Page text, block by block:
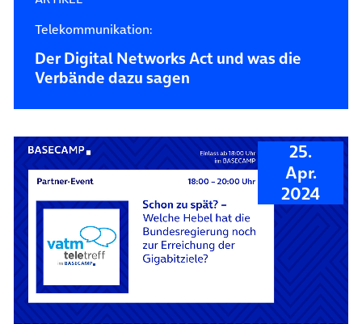
Telekommunikation:
Der Digital Networks Act und was die
Verbände dazu sagen
25.
Apr.
2024